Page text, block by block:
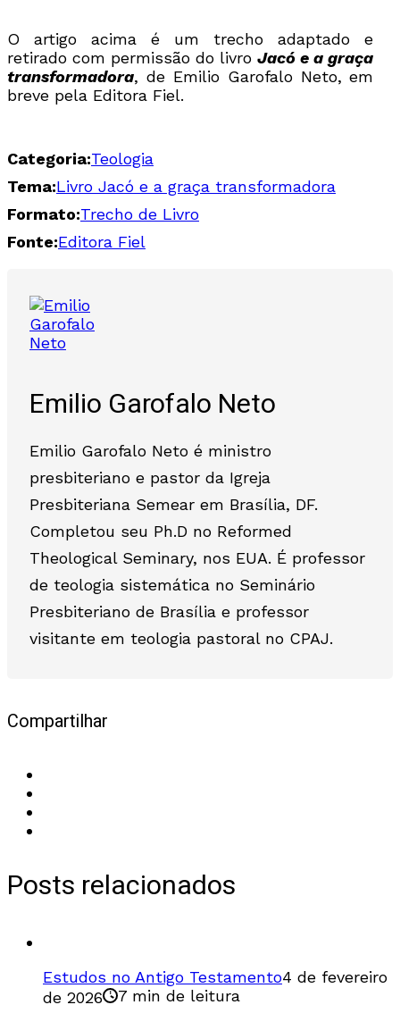
O artigo acima é um trecho adaptado e
retirado com permissão do livroJacó e a graça
transformadora, de Emilio Garofalo Neto, em
breve pela Editora Fiel.
Categoria:Teologia
Tema:Livro Jacó e a graça transformadora
Formato:Trecho de Livro
Fonte:Editora Fiel
Emilio Garofalo Neto
Emilio Garofalo Neto é ministro
presbiteriano e pastor da Igreja
Presbiteriana Semear em Brasília, DF.
Completou seu Ph.D no Reformed
Theological Seminary, nos EUA. É professor
de teologia sistemática no Seminário
Presbiteriano de Brasília e professor
visitante em teologia pastoral no CPAJ.
Compartilhar
Posts relacionados
Estudos no Antigo Testamento4 de fevereiro
de 2026
7 min de leitura